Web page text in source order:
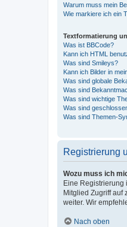
Warum muss mein
Wie markiere ich ein
Textformatierung
Was ist BBCode?
Kann ich HTML
Was sind Smileys?
Kann ich Bilder in
Was sind globale
Was sind
Was sind wichtige
Was sind
Was sind Themen-
Registrierung
Wozu muss ich
Eine Registrierung
Mitglied Zugriff auf
weiter. Wir
Nach oben